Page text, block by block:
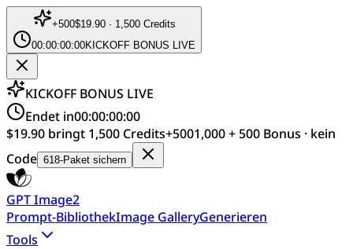
+500$19.90 · 1,500 Credits
00:00:00:00KICKOFF BONUS LIVE
KICKOFF BONUS LIVE
Endet in00:00:00:00
$19.90 bringt 1,500 Credits+5001,000 + 500 Bonus · kein
Code 618-Paket sichern
GPT Image2
Prompt-BibliothekImage GalleryGenerieren
Tools